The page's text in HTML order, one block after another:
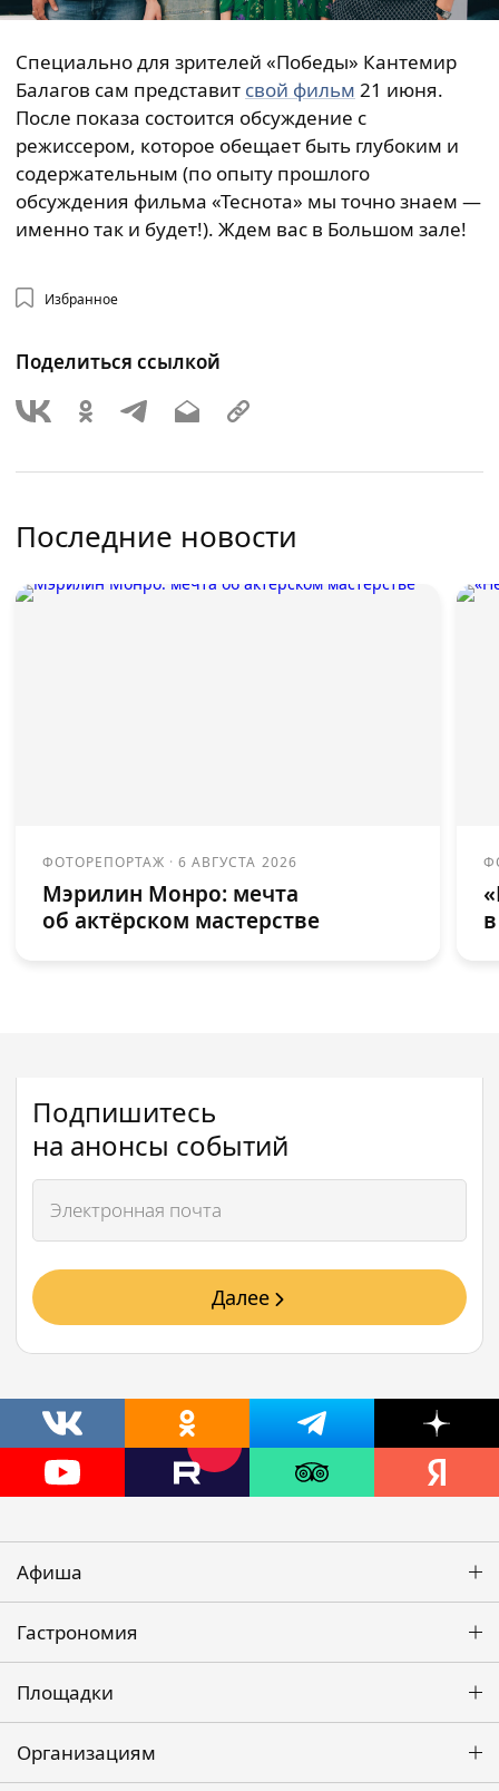
Специально для зрителей «Победы» Кантемир
Балагов сам представит свой фильм 21 июня.
После показа состоится обсуждение с
режиссером, которое обещает быть глубоким и
содержательным (по опыту прошлого
обсуждения фильма «Теснота» мы точно знаем —
именно так и будет!). Ждем вас в Большом зале!
Избранное
Поделиться ссылкой
Последние новости
ФОТОРЕПОРТАЖ ·6 АВГУСТА 2026
Мэрилин Монро: мечта
об актёрском мастерстве
Подпишитесь
на анонсы событий
Далее
Афиша
Гастрономия
Площадки
Организациям